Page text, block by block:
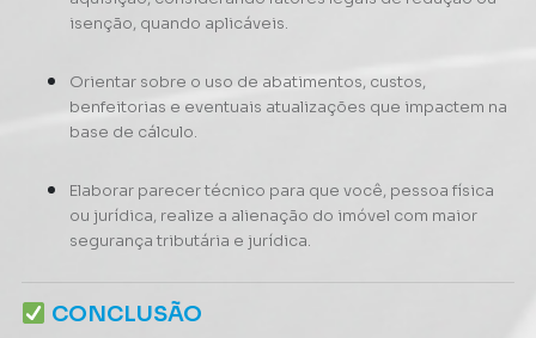
isenção, quando aplicáveis.
Orientar sobre o uso de abatimentos, custos,
benfeitorias e eventuais atualizações que impactem na
base de cálculo.
Elaborar parecer técnico para que você, pessoa física
ou jurídica, realize a alienação do imóvel com maior
segurança tributária e jurídica.
CONCLUSÃO